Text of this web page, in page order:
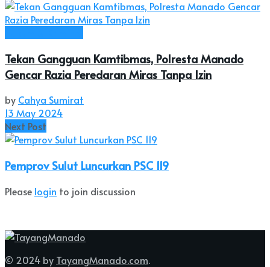
Tekan Gangguan Kamtibmas, Polresta Manado
Gencar Razia Peredaran Miras Tanpa Izin
by Cahya Sumirat
13 May 2024
Next Post
Pemprov Sulut Luncurkan PSC 119
Please login to join discussion
© 2024 by TayangManado.com.